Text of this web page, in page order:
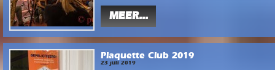
MEER...
Plaquette Club 2019
23 juli 2019